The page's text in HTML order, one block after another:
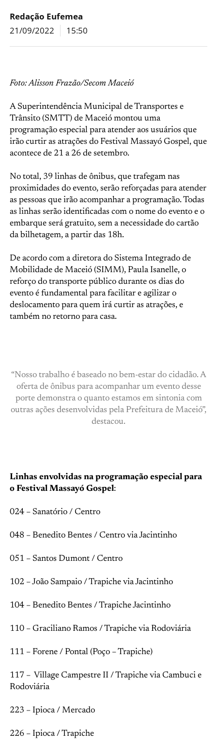
Redação Eufemea
21/09/2022
15:50
Foto: Alisson Frazão/Secom Maceió
A Superintendência Municipal de Transportes e
Trânsito (SMTT) de Maceió montou uma
programação especial para atender aos usuários que
irão curtir as atrações do Festival Massayó Gospel, que
acontece de 21 a 26 de setembro.
No total, 39 linhas de ônibus, que trafegam nas
proximidades do evento, serão reforçadas para atender
as pessoas que irão acompanhar a programação. Todas
as linhas serão identificadas com o nome do evento e o
embarque será gratuito, sem a necessidade do cartão
da bilhetagem, a partir das 18h.
De acordo com a diretora do Sistema Integrado de
Mobilidade de Maceió (SIMM), Paula Isanelle, o
reforço do transporte público durante os dias do
evento é fundamental para facilitar e agilizar o
deslocamento para quem irá curtir as atrações, e
também no retorno para casa.
“Nosso trabalho é baseado no bem-estar do cidadão. A
oferta de ônibus para acompanhar um evento desse
porte demonstra o quanto estamos em sintonia com
outras ações desenvolvidas pela Prefeitura de Maceió”,
destacou.
Linhas envolvidas na programação especial para
o Festival Massayó Gospel:
024 – Sanatório / Centro
048 – Benedito Bentes / Centro via Jacintinho
051 – Santos Dumont / Centro
102 – João Sampaio / Trapiche via Jacintinho
104 – Benedito Bentes / Trapiche Jacintinho
110 – Graciliano Ramos / Trapiche via Rodoviária
111 – Forene / Pontal (Poço – Trapiche)
117 – Village Campestre II / Trapiche via Cambuci e
Rodoviária
223 – Ipioca / Mercado
226 – Ipioca / Trapiche